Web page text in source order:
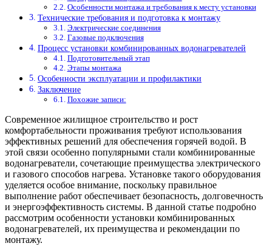
Особенности монтажа и требования к месту установки
Технические требования и подготовка к монтажу
Электрические соединения
Газовые подключения
Процесс установки комбинированных водонагревателей
Подготовительный этап
Этапы монтажа
Особенности эксплуатации и профилактики
Заключение
Похожие записи:
Современное жилищное строительство и рост
комфортабельности проживания требуют использования
эффективных решений для обеспечения горячей водой. В
этой связи особенно популярными стали комбинированные
водонагреватели, сочетающие преимущества электрического
и газового способов нагрева. Установке такого оборудования
уделяется особое внимание, поскольку правильное
выполнение работ обеспечивает безопасность, долговечность
и энергоэффективность системы. В данной статье подробно
рассмотрим особенности установки комбинированных
водонагревателей, их преимущества и рекомендации по
монтажу.